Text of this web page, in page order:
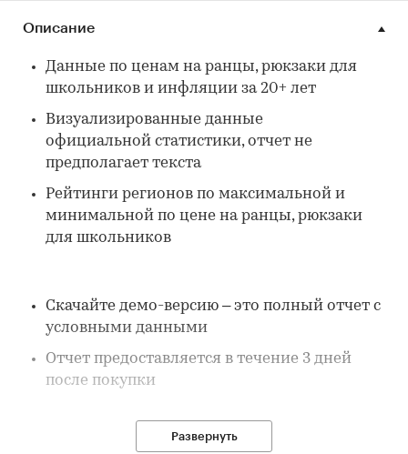
Описание
Данные по ценам на ранцы, рюкзаки для
школьников и инфляции за 20+ лет
Визуализированные данные
официальной статистики, отчет не
предполагает текста
Рейтинги регионов по максимальной и
минимальной по цене на ранцы, рюкзаки
для школьников
Скачайте демо-версию – это полный отчет с
условными данными
Отчет предоставляется в течение 3 дней
после покупки
Развернуть